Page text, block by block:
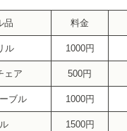
品 料金
ル 1000円
ェア 500円
ブル 1000円
1500円